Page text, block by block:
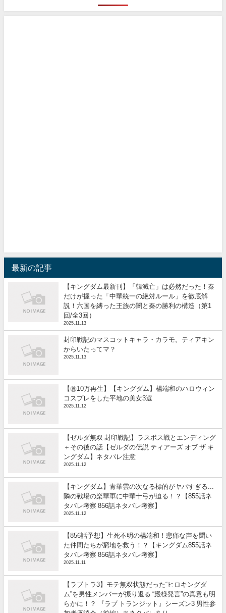
最新の記事
【キングダム最新刊】「韓滅亡」は必然だった！秦
だけが握った「中華統一の絶対ルール」を徹底解
説！六国を縛った王族の闇と秦の勝利の構造（第1
回/全3回）
2025.11.13
封印戦記のマスコットキャラ・カラモ。ティアキン
からいたってマ？
2025.11.13
【㊗️10万再生】【キングダム】楊端和のハロウィン
コスプレをした平地の美女3選
2025.11.12
【ゼルダ無双 封印戦記】ラスボス戦とエンディング
＋その後の話【ゼルダの伝説 ティアーズ オブ ザ キ
ングダム】ネタバレ注意
2025.11.12
【キングダム】青華雲の次なる標的がヤバすぎる...
隣の戦場の楽華軍に中華十弓が迫る！？【855話ネ
タバレ考察 856話ネタバレ考察】
2025.11.12
【856話予想】生死不明の楊端和！悲痛な声を聞い
た仲間たちが窮地を救う！？【キングダム855話ネ
タバレ考察 856話ネタバレ考察】
2025.11.11
【ラブトラ3】モテ無双状態だった“ヒロキングダ
ム”を男性メンバーが振り返る “殿様発言”の真意も明
らかに！？ 『ラブ トランジット』シーズン3 男性参